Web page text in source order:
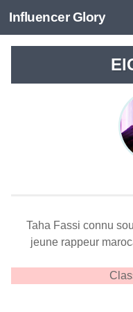
Influencer Glory
Taha Fassi connu
jeune rappeur